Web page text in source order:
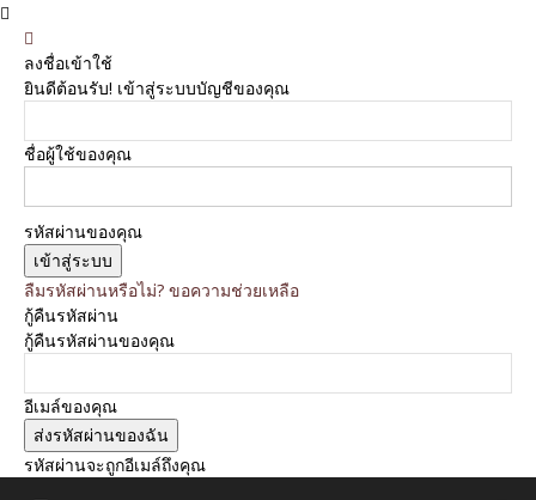
ลงชื่อเข้าใช้
ยินดีต้อนรับ! เข้าสู่ระบบบัญชีของคุณ
ชื่อผู้ใช้ของคุณ
รหัสผ่านของคุณ
ลืมรหัสผ่านหรือไม่? ขอความช่วยเหลือ
กู้คืนรหัสผ่าน
กู้คืนรหัสผ่านของคุณ
อีเมล์ของคุณ
รหัสผ่านจะถูกอีเมล์ถึงคุณ